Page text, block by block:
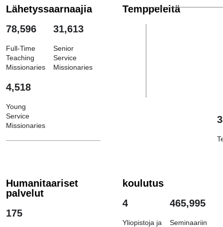
Lähetyssaarnaajia
78,596
Full-Time
Teaching
Missionaries
31,613
Senior
Service
Missionaries
4,518
Young
Service
Missionaries
Temppeleitä
Humanitaariset
palvelut
175
koulutus
4
Yliopistoja ja
465,995
Seminaariin